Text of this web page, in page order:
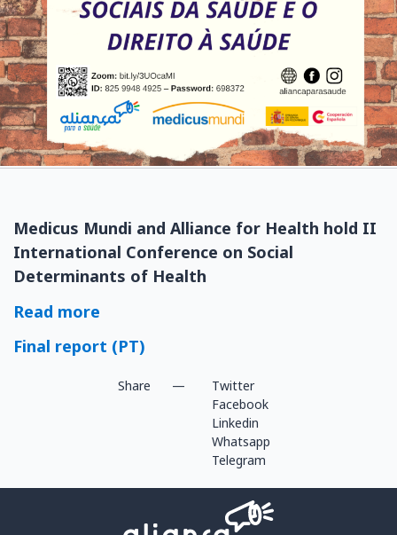
Medicus Mundi and Alliance for Health hold II
International Conference on Social
Determinants of Health
Read more
Final report (PT)
Share